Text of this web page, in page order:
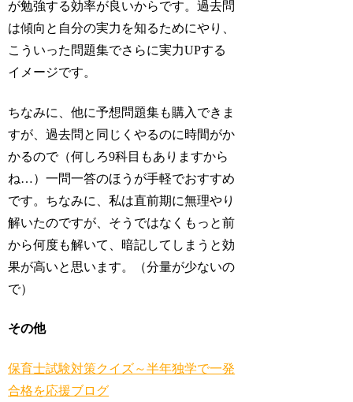
が勉強する効率が良いからです。過去問
は傾向と自分の実力を知るためにやり、
こういった問題集でさらに実力UPする
イメージです。
ちなみに、他に予想問題集も購入できま
すが、過去問と同じくやるのに時間がか
かるので（何しろ9科目もありますから
ね…）一問一答のほうが手軽でおすすめ
です。ちなみに、私は直前期に無理やり
解いたのですが、そうではなくもっと前
から何度も解いて、暗記してしまうと効
果が高いと思います。（分量が少ないの
で）
その他
保育士試験対策クイズ～半年独学で一発
合格を応援ブログ